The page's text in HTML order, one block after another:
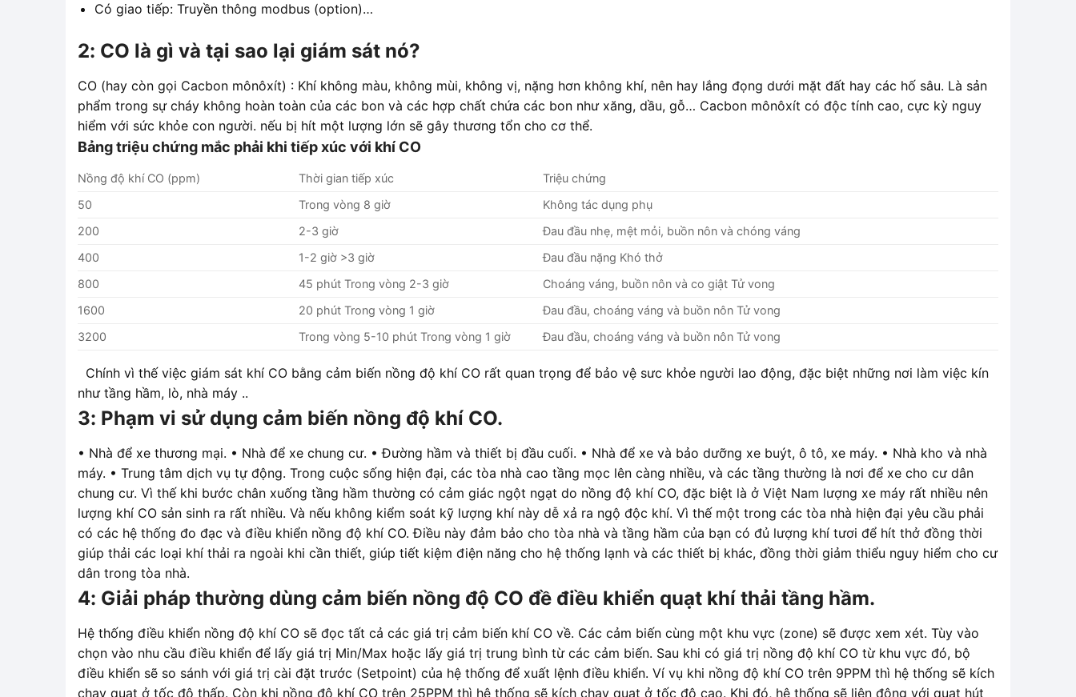
Có giao tiếp: Truyền thông modbus (option)…
2: CO là gì và tại sao lại giám sát nó?
CO (hay còn gọi Cacbon mônôxít) : Khí không màu, không mùi, không vị, nặng hơn không khí, nên hay lắng đọng dưới mặt đất hay các hố sâu. Là sản
phẩm trong sự cháy không hoàn toàn của các bon và các hợp chất chứa các bon như xăng, dầu, gỗ… Cacbon mônôxít có độc tính cao, cực kỳ nguy
hiểm với sức khỏe con người. nếu bị hít một lượng lớn sẽ gây thương tổn cho cơ thể.
Bảng triệu chứng mắc phải khi tiếp xúc với khí CO
Nồng độ khí CO (ppm) Thời gian tiếp xúc
Triệu chứng
50
Trong vòng 8 giờ
Không tác dụng phụ
200
2-3 giờ
Đau đầu nhẹ, mệt mỏi, buồn nôn và chóng váng
400
1-2 giờ >3 giờ
Đau đầu nặng Khó thở
800
45 phút Trong vòng 2-3 giờ
Choáng váng, buồn nôn và co giật Tử vong
1600
20 phút Trong vòng 1 giờ
Đau đầu, choáng váng và buồn nôn Tử vong
3200
Trong vòng 5-10 phút Trong vòng 1 giờ Đau đầu, choáng váng và buồn nôn Tử vong
Chính vì thế việc giám sát khí CO bằng cảm biến nồng độ khí CO rất quan trọng để bảo vệ sưc khỏe người lao động, đặc biệt những nơi làm việc kín
như tầng hầm, lò, nhà máy ..
3: Phạm vi sử dụng cảm biến nồng độ khí CO.
• Nhà để xe thương mại. • Nhà để xe chung cư. • Đường hầm và thiết bị đầu cuối. • Nhà để xe và bảo dưỡng xe buýt, ô tô, xe máy. • Nhà kho và nhà
máy. • Trung tâm dịch vụ tự động. Trong cuộc sống hiện đại, các tòa nhà cao tầng mọc lên càng nhiều, và các tầng thường là nơi để xe cho cư dân
chung cư. Vì thế khi bước chân xuống tầng hầm thường có cảm giác ngột ngạt do nồng độ khí CO, đặc biệt là ở Việt Nam lượng xe máy rất nhiều nên
lượng khí CO sản sinh ra rất nhiều. Và nếu không kiểm soát kỹ lượng khí này dễ xả ra ngộ độc khí. Vì thế một trong các tòa nhà hiện đại yêu cầu phải
có các hệ thống đo đạc và điều khiển nồng độ khí CO. Điều này đảm bảo cho tòa nhà và tầng hầm của bạn có đủ lượng khí tươi để hít thở đồng thời
giúp thải các loại khí thải ra ngoài khi cần thiết, giúp tiết kiệm điện năng cho hệ thống lạnh và các thiết bị khác, đồng thời giảm thiểu nguy hiểm cho cư
dân trong tòa nhà.
4: Giải pháp thường dùng cảm biến nồng độ CO đề điều khiển quạt khí thải tầng hầm.
Hệ thống điều khiển nồng độ khí CO sẽ đọc tất cả các giá trị cảm biến khí CO về. Các cảm biến cùng một khu vực (zone) sẽ được xem xét. Tùy vào
chọn vào nhu cầu điều khiển để lấy giá trị Min/Max hoặc lấy giá trị trung bình từ các cảm biến. Sau khi có giá trị nồng độ khí CO từ khu vực đó, bộ
điều khiển sẽ so sánh với giá trị cài đặt trước (Setpoint) của hệ thống để xuất lệnh điều khiển. Ví vụ khi nồng độ khí CO trên 9PPM thì hệ thống sẽ kích
chạy quạt ở tốc độ thấp. Còn khi nồng độ khí CO trên 25PPM thì hệ thống sẽ kích chạy quạt ở tốc độ cao. Khi đó, hệ thống sẽ liên động với quạt hút